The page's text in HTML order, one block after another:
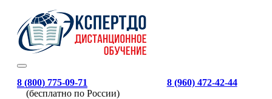
8 (800) 775-09-71
(бесплатно по России)
8 (960) 472-42-44